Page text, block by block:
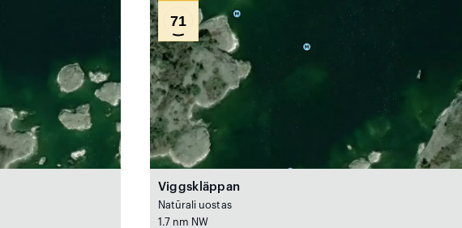
71
Viggskläppan
Natūrali uostas
1.7 nm NW